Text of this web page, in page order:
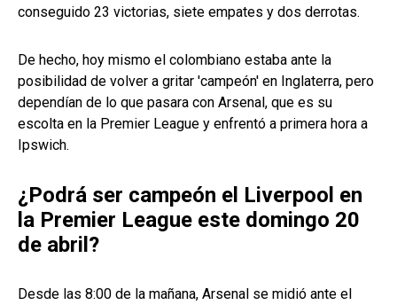
conseguido 23 victorias, siete empates y dos derrotas.
De hecho, hoy mismo el colombiano estaba ante la
posibilidad de volver a gritar 'campeón' en Inglaterra, pero
dependían de lo que pasara con Arsenal, que es su
escolta en la Premier League y enfrentó a primera hora a
Ipswich.
¿Podrá ser campeón el Liverpool en
la Premier League este domingo 20
de abril?
Desde las 8:00 de la mañana, Arsenal se midió ante el